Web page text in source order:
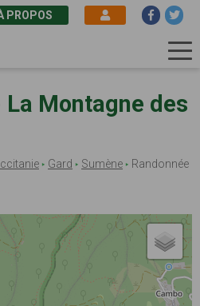
PROPOS
Montagne des
Gard Sumène
Randonnée